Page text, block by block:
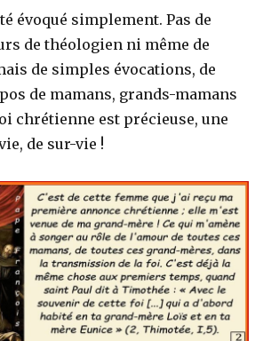
évoqué simplement. Pas de
de théologien ni même de
de simples évocations, de
de mamans, grands-mamans
chrétienne est précieuse, une
de sur-vie !